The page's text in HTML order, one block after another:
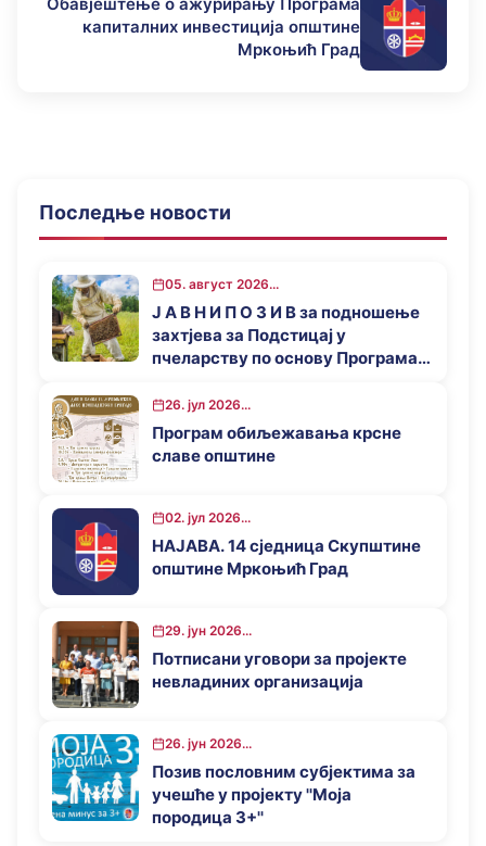
капиталних инвестиција општине
Мркоњић Град
Последње новости
05. август 2026...
Ј А В Н И П О З И В за подношење
захтјева за Подстицај у
пчеларству по основу Програма
општине Мркоњић Град у 2026.
години
26. јул 2026...
Програм обиљежавања крсне
славе општине
02. јул 2026...
НАЈАВА. 14 сједница Скупштине
општине Мркоњић Град
29. јун 2026...
Потписани уговори за пројекте
невладиних организација
26. јун 2026...
Позив пословним субјектима за
учешће у пројекту ''Моја
породица 3+''